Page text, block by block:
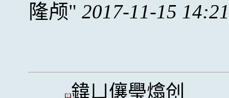
隆颅
2017-11-15
鍏ㄩ儴璺熻创